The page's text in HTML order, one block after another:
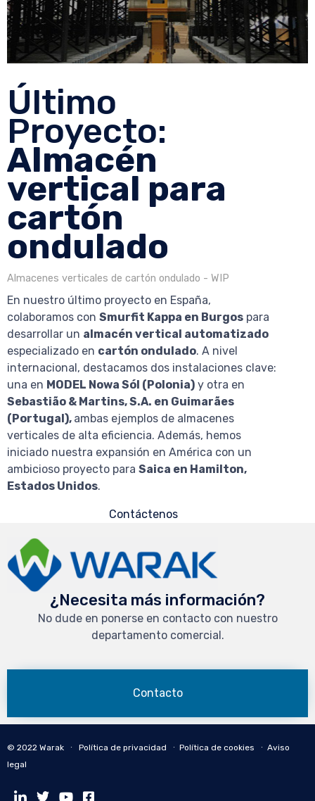
Último
Proyecto:
Almacén
vertical para
cartón
ondulado
Almacenes verticales de cartón ondulado - WIP
En nuestro último proyecto en España,
colaboramos con Smurfit Kappa en Burgos para
desarrollar un almacén vertical automatizado
especializado en cartón ondulado. A nivel
internacional, destacamos dos instalaciones clave:
una en MODEL Nowa Sól (Polonia) y otra en
Sebastião & Martins, S.A. en Guimarães
(Portugal), ambas ejemplos de almacenes
verticales de alta eficiencia. Además, hemos
iniciado nuestra expansión en América con un
ambicioso proyecto para Saica en Hamilton,
Estados Unidos.
Contáctenos
¿Necesita más información?
No dude en ponerse en contacto con nuestro
departamento comercial.
Contacto
© 2022 Warak ∙ Política de privacidad ∙ Política de cookies ∙ Aviso
legal